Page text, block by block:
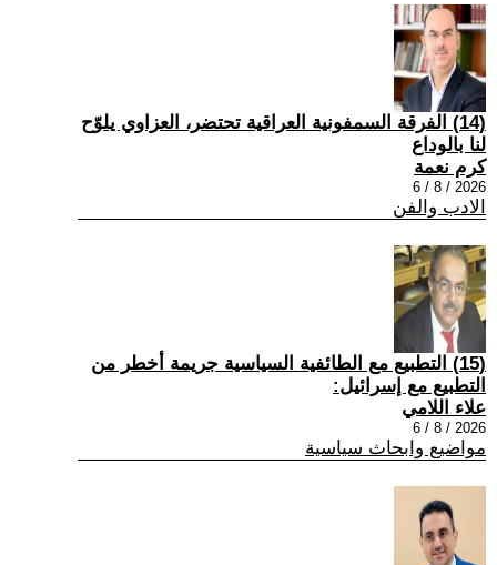
(14) الفرقة السمفونية العراقية تحتضر، العزاوي يلوّح
لنا بالوداع
كرم نعمة
2026 / 8 / 6
الادب والفن
(15) التطبيع مع الطائفية السياسية جريمة أخطر من
التطبيع مع إسرائيل:
علاء اللامي
2026 / 8 / 6
مواضيع وابحاث سياسية